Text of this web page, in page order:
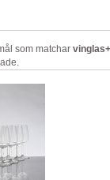
som matchar vinglas+